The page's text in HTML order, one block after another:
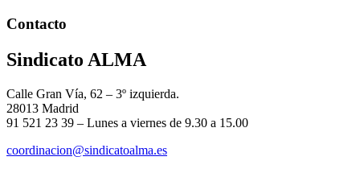
Contacto
Sindicato ALMA
Calle Gran Vía, 62 – 3º izquierda.
28013 Madrid
91 521 23 39 – Lunes a viernes de 9.30 a 15.00
coordinacion@sindicatoalma.es